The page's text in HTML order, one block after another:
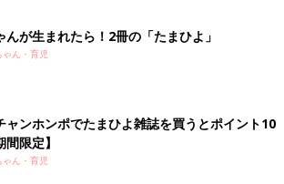
おでんの薬味として買う時に、ほかのレシピ
めるか考えて使い切れそうにないなら、柚子
うことです。
したり、珍しい料理を作ったりしなくても、
うものがあるので、その味が作れる程度の調
思うようになったのです。
ためにやるべきことは、在庫の把握です。
んが生まれたら！2冊の「たまひよ」
ゃん・育児
ャンホンポでたまひよ雑誌を買うとポイント10
限定】
ゃん・育児